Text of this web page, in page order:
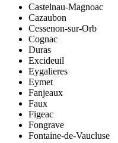
Castelnau-Magnoac
Cazaubon
Cessenon-sur-Orb
Cognac
Duras
Excideuil
Eygalieres
Eymet
Fanjeaux
Faux
Figeac
Fongrave
Fontaine-de-Vaucluse